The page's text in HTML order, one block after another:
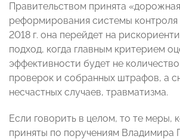
Правительством принята
реформирования системы контроля
2018 г. она перейдет на
подход, когда главным критерием
эффективности будет не
проверок и собранных штрафов, а
несчастных случаев, травматизма.
Если говорить в целом, то те меры,
приняты по поручениям Владимира